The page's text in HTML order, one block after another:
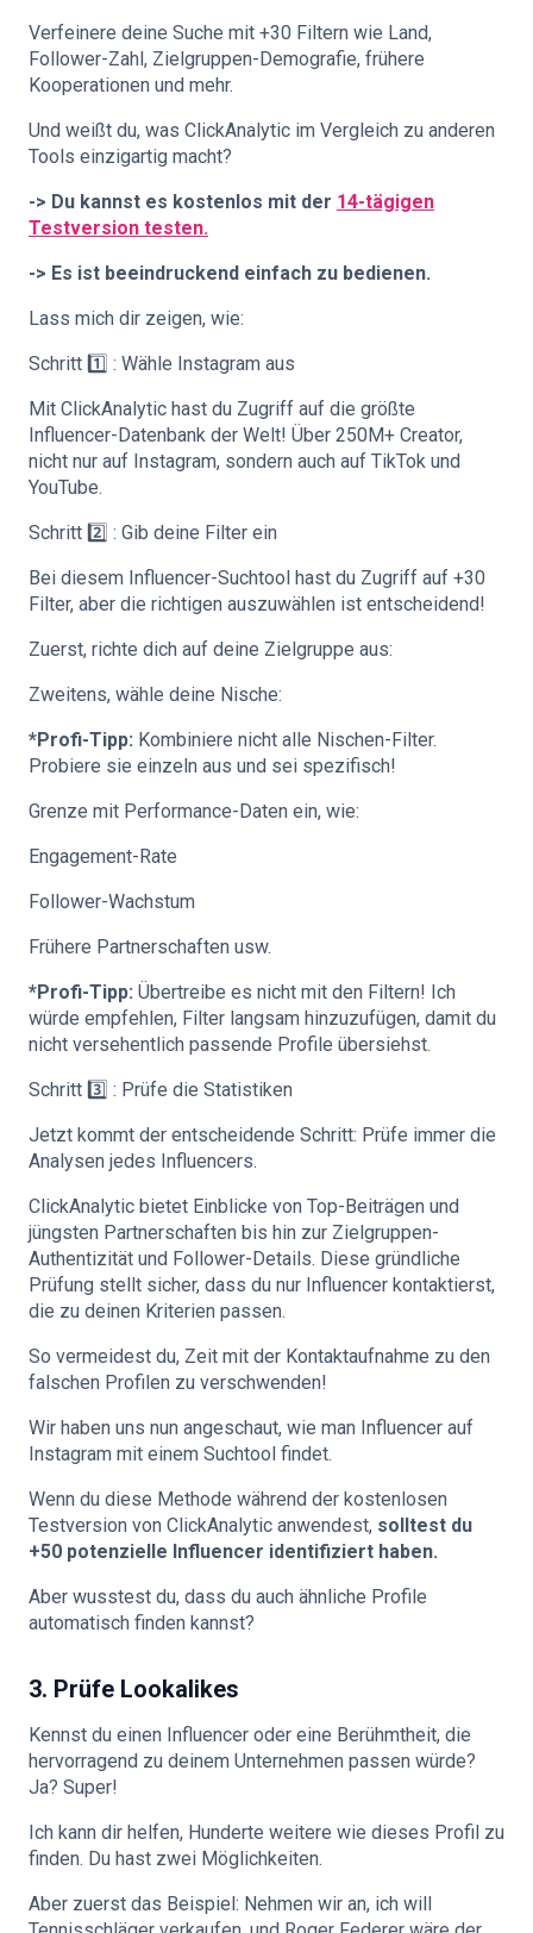
Verfeinere deine Suche mit +30 Filtern wie Land,
Follower-Zahl, Zielgruppen-Demografie, frühere
Kooperationen und mehr.
Und weißt du, was ClickAnalytic im Vergleich zu anderen
Tools einzigartig macht?
-> Du kannst es kostenlos mit der 14-tägigen
Testversion testen.
-> Es ist beeindruckend einfach zu bedienen.
Lass mich dir zeigen, wie:
Schritt 1️⃣ : Wähle Instagram aus
Mit ClickAnalytic hast du Zugriff auf die größte
Influencer-Datenbank der Welt! Über 250M+ Creator,
nicht nur auf Instagram, sondern auch auf TikTok und
YouTube.
Schritt 2️⃣ : Gib deine Filter ein
Bei diesem Influencer-Suchtool hast du Zugriff auf +30
Filter, aber die richtigen auszuwählen ist entscheidend!
Zuerst, richte dich auf deine Zielgruppe aus:
Zweitens, wähle deine Nische:
*Profi-Tipp: Kombiniere nicht alle Nischen-Filter.
Probiere sie einzeln aus und sei spezifisch!
Grenze mit Performance-Daten ein, wie:
Engagement-Rate
Follower-Wachstum
Frühere Partnerschaften usw.
*Profi-Tipp: Übertreibe es nicht mit den Filtern! Ich
würde empfehlen, Filter langsam hinzuzufügen, damit du
nicht versehentlich passende Profile übersiehst.
Schritt 3️⃣ : Prüfe die Statistiken
Jetzt kommt der entscheidende Schritt: Prüfe immer die
Analysen jedes Influencers.
ClickAnalytic bietet Einblicke von Top-Beiträgen und
jüngsten Partnerschaften bis hin zur Zielgruppen-
Authentizität und Follower-Details. Diese gründliche
Prüfung stellt sicher, dass du nur Influencer kontaktierst,
die zu deinen Kriterien passen.
So vermeidest du, Zeit mit der Kontaktaufnahme zu den
falschen Profilen zu verschwenden!
Wir haben uns nun angeschaut, wie man Influencer auf
Instagram mit einem Suchtool findet.
Wenn du diese Methode während der kostenlosen
Testversion von ClickAnalytic anwendest, solltest du
+50 potenzielle Influencer identifiziert haben.
Aber wusstest du, dass du auch ähnliche Profile
automatisch finden kannst?
3. Prüfe Lookalikes
Kennst du einen Influencer oder eine Berühmtheit, die
hervorragend zu deinem Unternehmen passen würde?
Ja? Super!
Ich kann dir helfen, Hunderte weitere wie dieses Profil zu
finden. Du hast zwei Möglichkeiten.
Aber zuerst das Beispiel: Nehmen wir an, ich will